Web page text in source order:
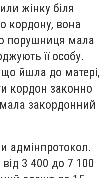
жінку біля
кордону, вона
порушниця мала
її особу.
йшла до матері,
кордон законно
закордонний
адмінпротокол.
3 400 до 7 100